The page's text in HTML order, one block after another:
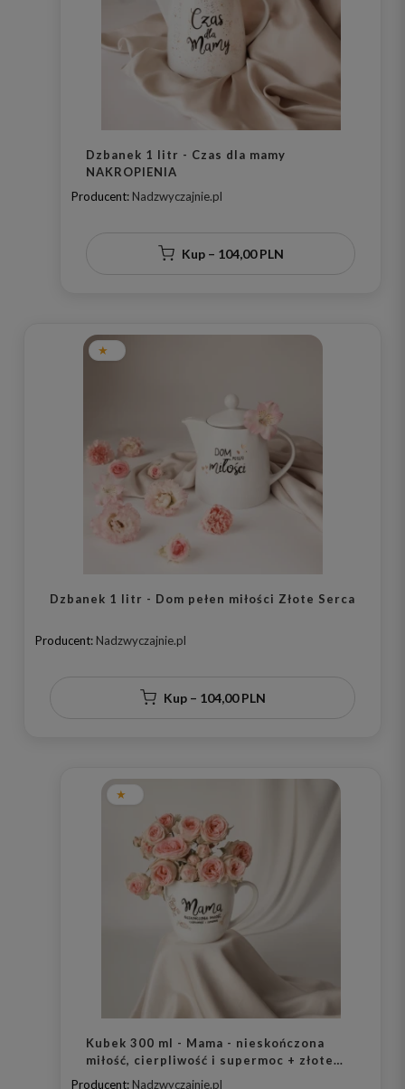
Dzbanek 1 litr - Czas dla mamy
NAKROPIENIA
Producent: Nadzwyczajnie.pl
Kup – 104,00 PLN
Dzbanek 1 litr - Dom pełen miłości Złote Serca
Producent: Nadzwyczajnie.pl
Kup – 104,00 PLN
Kubek 300 ml - Mama - nieskończona
miłość, cierpliwość i supermoc + złote
różyczki
Producent: Nadzwyczajnie.pl